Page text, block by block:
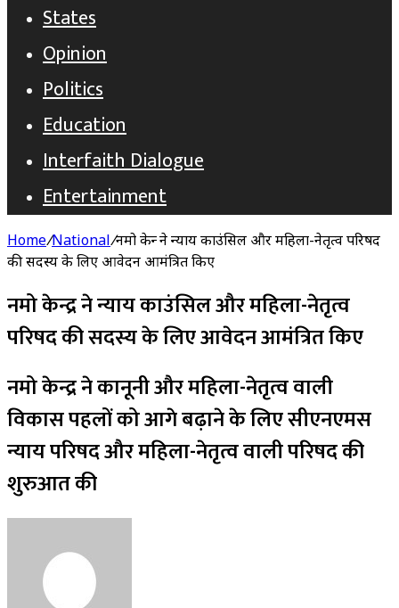
States
Opinion
Politics
Education
Interfaith Dialogue
Entertainment
Home/National/नमो केन्द्र ने न्याय काउंसिल और महिला-नेतृत्व परिषद
की सदस्य के लिए आवेदन आमंत्रित किए
नमो केन्द्र ने न्याय काउंसिल और महिला-नेतृत्व
परिषद की सदस्य के लिए आवेदन आमंत्रित किए
नमो केन्द्र ने कानूनी और महिला-नेतृत्व वाली
विकास पहलों को आगे बढ़ाने के लिए सीएनएमस
न्याय परिषद और महिला-नेतृत्व वाली परिषद की
शुरुआत की